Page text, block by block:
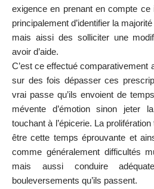
exigence en prenant en compte ce
principalement d’identifier la
mais aissi des solliciter une
avoir d’aide.
C’est ce effectué comparativement
sur des fois dépasser ces
vrai passe qu’ils envoient de
mévente d’émotion sinon jeter
touchant à l’épicerie. La prolifération
être cette temps éprouvante et
comme généralement difficultés
mais aussi conduire
bouleversements qu’ils passent.